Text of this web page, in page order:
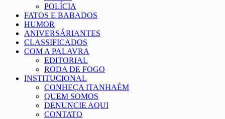
POLÍCIA
FATOS E BABADOS
HUMOR
ANIVERSÁRIANTES
CLASSIFICADOS
COM A PALAVRA
EDITORIAL
RODA DE FOGO
INSTITUCIONAL
CONHEÇA ITANHAÉM
QUEM SOMOS
DENUNCIE AQUI
CONTATO